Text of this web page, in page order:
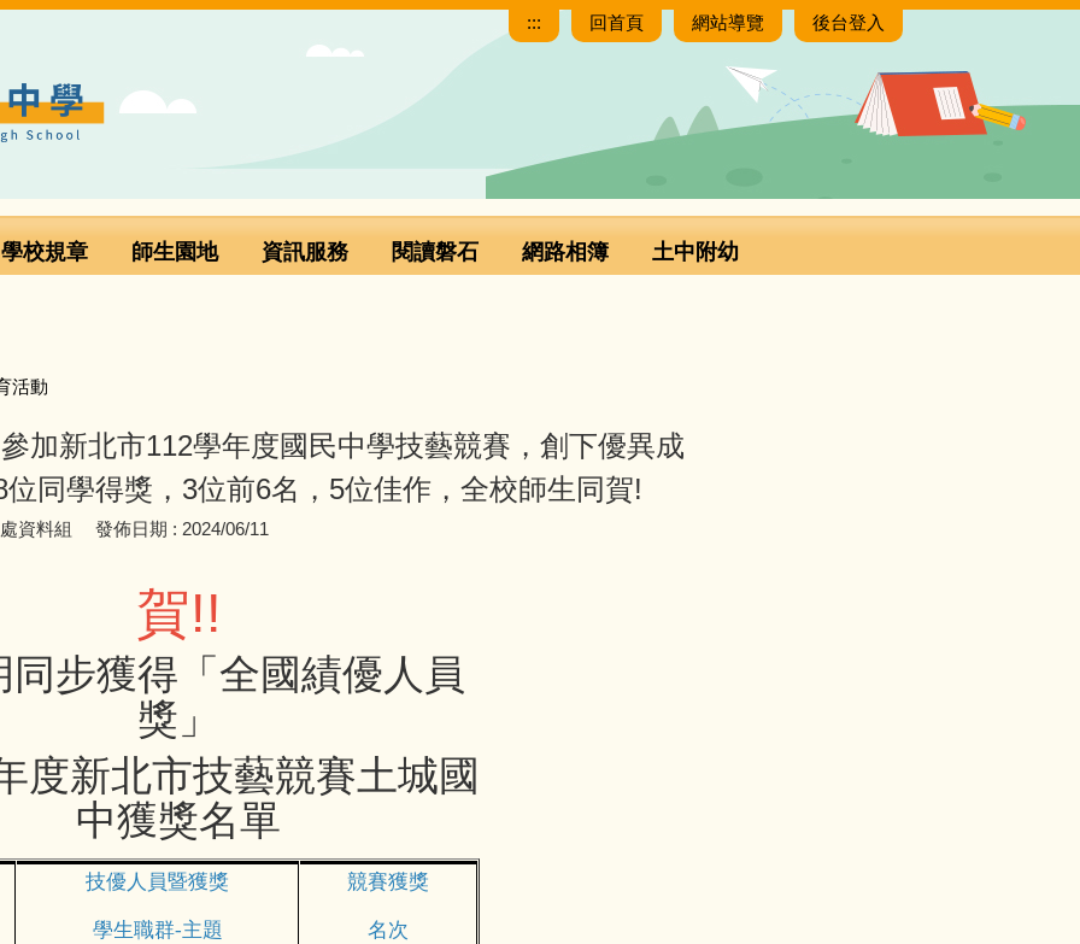
::: 回首頁 網站導覽 後台登入
學校規章 師生園地 資訊服務 閱讀磐石 網路相簿 土中附幼
活動
加新北市112學年度國民中學技藝競賽，創下優異成
同學得獎，3位前6名，5位佳作，全校師生同賀!
資料組 發佈日期 : 2024/06/11
賀!!
同步獲得「全國績優人員
獎」
度新北市技藝競賽土城國
中獲獎名單
技優人員暨獲獎
學生職群-主題
競賽獲獎
名次